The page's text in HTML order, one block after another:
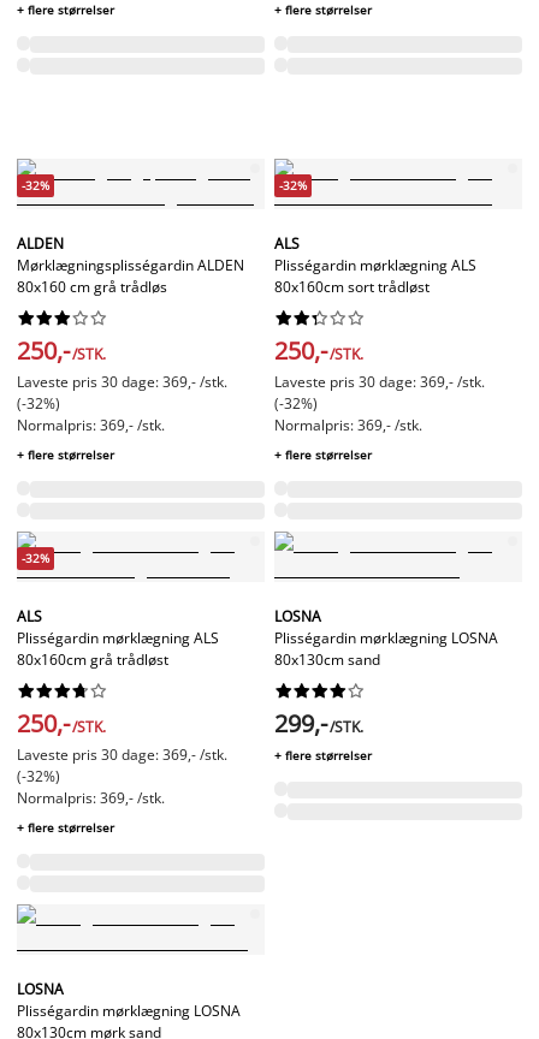
+ flere størrelser + flere størrelser
-32%
ALDEN
Mørklægningsplisségardin ALDEN
80x160 cm grå trådløs






250,-/STK.
Laveste pris 30 dage: 369,- /stk.
(-32%)
Normalpris: 369,- /stk.
+ flere størrelser
-32%
ALS
Plisségardin mørklægning ALS
80x160cm sort trådløst






250,-/STK.
Laveste pris 30 dage: 369,- /stk.
(-32%)
Normalpris: 369,- /stk.
+ flere størrelser
-32%
ALS
Plisségardin mørklægning ALS
80x160cm grå trådløst






250,-/STK.
Laveste pris 30 dage: 369,- /stk.
(-32%)
Normalpris: 369,- /stk.
+ flere størrelser
LOSNA
Plisségardin mørklægning LOSNA
80x130cm sand






299,-/STK.
+ flere størrelser
LOSNA
Plisségardin mørklægning LOSNA
80x130cm mørk sand